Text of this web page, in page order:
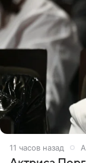
11 часов назад